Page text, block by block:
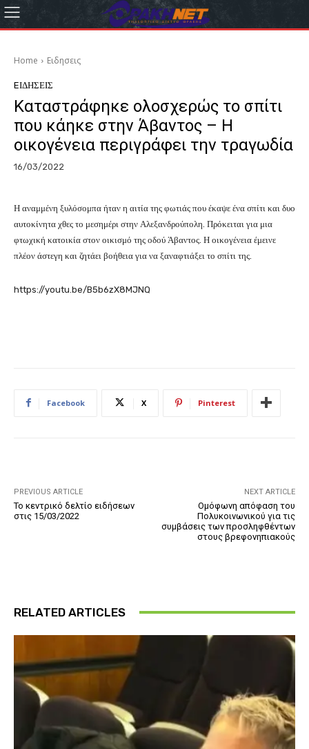
Home Eιδησεις
EΙΔΗΣΕΙΣ
Καταστράφηκε ολοσχερώς το σπίτι
που κάηκε στην Άβαντος – Η
οικογένεια περιγράφει την τραγωδία
16/03/2022
Η αναμμένη ξυλόσομπα ήταν η αιτία της φωτιάς που έκαψε ένα σπίτι και δυο
αυτοκίνητα χθες το μεσημέρι στην Αλεξανδρούπολη. Πρόκειται για μια
φτωχική κατοικία στον οικισμό της οδού Άβαντος. Η οικογένεια έμεινε
πλέον άστεγη και ζητάει βοήθεια για να ξαναφτιάξει το σπίτι της.
https://youtu.be/B5b6zX8MJNQ
Facebook X Pinterest
PREVIOUS ARTICLE
Το κεντρικό δελτίο ειδήσεων
στις 15/03/2022
NEXT ARTICLE
Ομόφωνη απόφαση του
Πολυκοινωνικού για τις
συμβάσεις των προσληφθέντων
στους βρεφονηπιακούς
RELATED ARTICLES